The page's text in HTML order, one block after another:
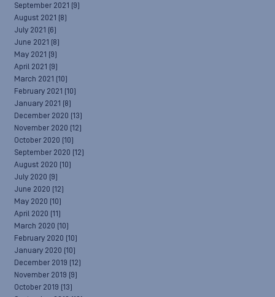
September 2021 (9)
August 2021 (8)
July 2021 (6)
June 2021 (8)
May 2021 (9)
April 2021 (9)
March 2021 (10)
February 2021 (10)
January 2021 (8)
December 2020 (13)
November 2020 (12)
October 2020 (10)
September 2020 (12)
August 2020 (10)
July 2020 (9)
June 2020 (12)
May 2020 (10)
April 2020 (11)
March 2020 (10)
February 2020 (10)
January 2020 (10)
December 2019 (12)
November 2019 (9)
October 2019 (13)